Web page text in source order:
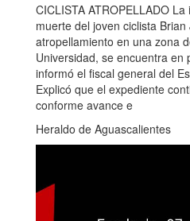
CICLISTA ATROPELLADO
muerte del joven ciclista
atropellamiento en una zona
Universidad, se encuentra en
informó el fiscal general del
Explicó que el expediente
conforme avance e
Heraldo de Aguascalientes